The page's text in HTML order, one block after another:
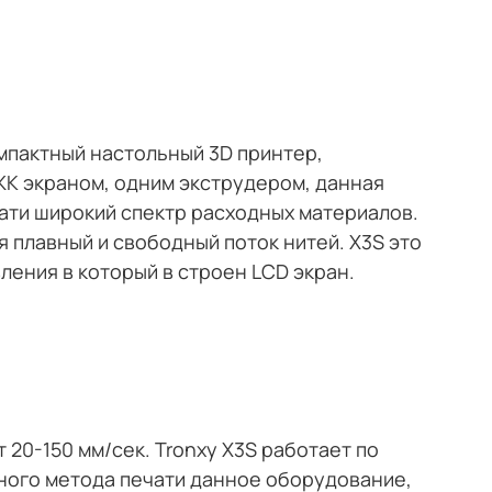
настольный 3D принтер,
экраном, одним экструдером, данная
широкий спектр расходных материалов.
и свободный поток нитей. X3S это
в который в строен LCD экран.
150 мм/сек. Tronxy X3S работает по
метода печати данное оборудование,